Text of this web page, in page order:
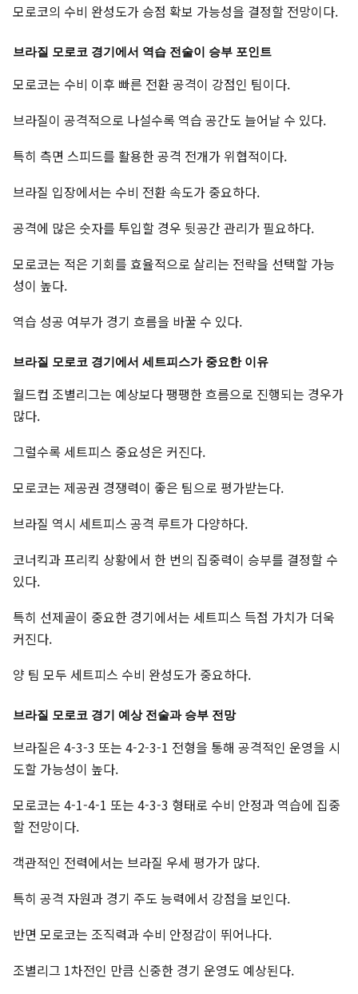
모로코의 수비 완성도가 승점 확보 가능성을 결정할 전망이다.
브라질 모로코 경기에서 역습 전술이 승부 포인트
모로코는 수비 이후 빠른 전환 공격이 강점인 팀이다.
브라질이 공격적으로 나설수록 역습 공간도 늘어날 수 있다.
특히 측면 스피드를 활용한 공격 전개가 위협적이다.
브라질 입장에서는 수비 전환 속도가 중요하다.
공격에 많은 숫자를 투입할 경우 뒷공간 관리가 필요하다.
모로코는 적은 기회를 효율적으로 살리는 전략을 선택할 가능
성이 높다.
역습 성공 여부가 경기 흐름을 바꿀 수 있다.
브라질 모로코 경기에서 세트피스가 중요한 이유
월드컵 조별리그는 예상보다 팽팽한 흐름으로 진행되는 경우가
많다.
그럴수록 세트피스 중요성은 커진다.
모로코는 제공권 경쟁력이 좋은 팀으로 평가받는다.
브라질 역시 세트피스 공격 루트가 다양하다.
코너킥과 프리킥 상황에서 한 번의 집중력이 승부를 결정할 수
있다.
특히 선제골이 중요한 경기에서는 세트피스 득점 가치가 더욱
커진다.
양 팀 모두 세트피스 수비 완성도가 중요하다.
브라질 모로코 경기 예상 전술과 승부 전망
브라질은 4-3-3 또는 4-2-3-1 전형을 통해 공격적인 운영을 시
도할 가능성이 높다.
모로코는 4-1-4-1 또는 4-3-3 형태로 수비 안정과 역습에 집중
할 전망이다.
객관적인 전력에서는 브라질 우세 평가가 많다.
특히 공격 자원과 경기 주도 능력에서 강점을 보인다.
반면 모로코는 조직력과 수비 안정감이 뛰어나다.
조별리그 1차전인 만큼 신중한 경기 운영도 예상된다.